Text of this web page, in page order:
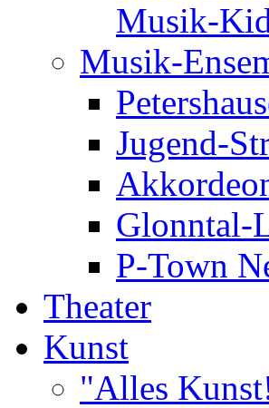
Musik-
Musik-
Jugend-
Glonntal-
P-Town
Theater
Kunst
"Alles